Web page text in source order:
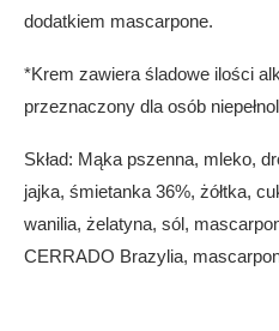
dodatkiem mascarpone.
*Krem zawiera śladowe ilości
przeznaczony dla osób
Skład: Mąka pszenna, mleko,
jajka, śmietanka 36%, żółtka,
wanilia, żelatyna, sól,
CERRADO Brazylia,